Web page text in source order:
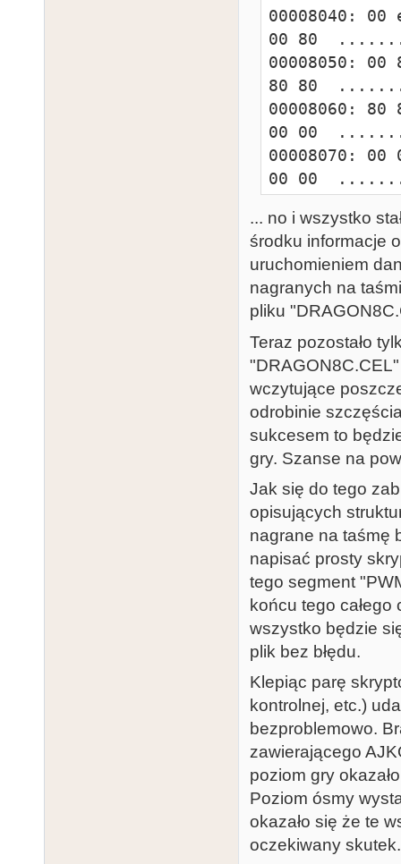
0000b5e0:
45 4c
0000b5f0: 42
45 4c
0000b600:
45 4c
0000b610:
45 4c
45 4c
0000b630:
45 4c
0000b640:
45 4c
0000b650:
45 4c
0000b660:
45 4c
0000b670:
45 4c
0000b680:
00 00
00008040:
00 80
00008050:
80 80
00008060:
00 00
00008070:
00 00
02 7d
00008090:
43 45
000080a0:
41 47
000080b0: 4f
43 43
000080c0:
00 00
000080d0:
04 04
000080e0:
00 00
000080f0:
e3 00
00008100:
00 69
00008110:
57 fa
00008120:
38 8c
00008130:
00 04
00008140:
0c 0c
00008150:
4e e0
00008160:
... no i wszystko
środku informacje
uruchomieniem
nagranych na
pliku
Teraz pozostało
wczytujące
odrobinie
sukcesem to
gry. Szanse na
Jak się do tego
opisujących
nagrane na taśmę
napisać prosty
tego segment
końcu tego
wszystko będzie
plik bez błędu.
Klepiąc parę
kontrolnej, etc.)
bezproblemowo.
zawierającego
poziom gry
Poziom ósmy
okazało się że te
oczekiwany skutek.